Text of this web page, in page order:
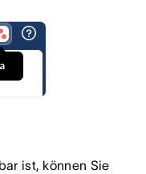
ist, können Sie